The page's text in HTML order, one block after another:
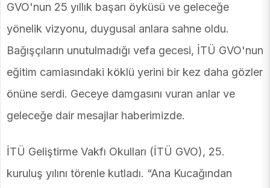
GVO'nun 25 yıllık başarı öyküsü ve geleceğe
yönelik vizyonu, duygusal anlara sahne oldu.
Bağışçıların unutulmadığı vefa gecesi, İTÜ GVO'nun
eğitim camiasındaki köklü yerini bir kez daha gözler
önüne serdi. Geceye damgasını vuran anlar ve
geleceğe dair mesajlar haberimizde.
İTÜ Geliştirme Vakfı Okulları (İTÜ GVO), 25.
kuruluş yılını törenle kutladı. “Ana Kucağından